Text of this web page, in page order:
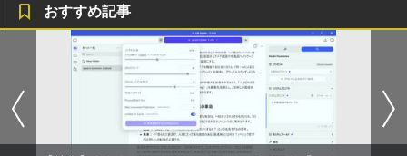
￥34,990
HP Z24n G2 フレームレス 24インチワイ
ドLED液晶モニタ IPSパネル 1920x1200
16:10 画面回転 高さ調整 入力端子:HDM
I、DVI、DP USBハブ(Type-C、Type-A)
Mac対応PS· Switch対応 中古 送料無料
3か月保証付き
九条の大罪（17） 【電子書籍】[ 真鍋昌
平 ]
おすすめ記事